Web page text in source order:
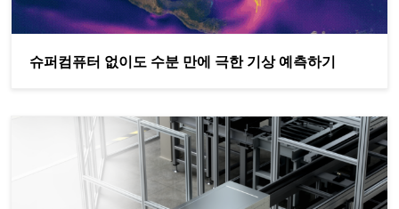
슈퍼컴퓨터 없이도 수분 만에 극한 기상 예측하기
Wistron, AI 및 NVIDIA Omniverse를 통해 제조 분야의 에너지 효